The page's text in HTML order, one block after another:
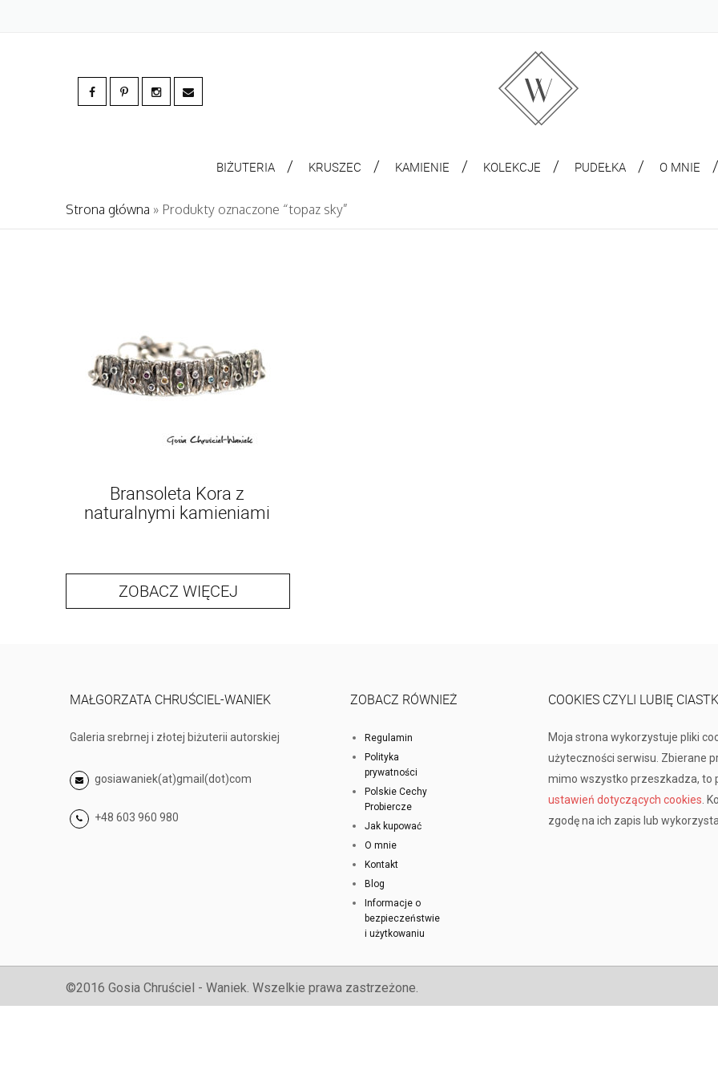
BIŻUTERIA KRUSZEC KAMIENIE KOLEKCJE PUDEŁKA O MNIE
Strona główna » Produkty oznaczone “topaz sky”
Bransoleta Kora z
naturalnymi kamieniami
ZOBACZ WIĘCEJ
MAŁGORZATA CHRUŚCIEL-WANIEK
Galeria srebrnej i złotej biżuterii autorskiej
gosiawaniek(at)gmail(dot)com
+48 603 960 980
ZOBACZ RÓWNIEŻ
Regulamin
Polityka
prywatności
Polskie Cechy
Probiercze
Jak kupować
O mnie
Kontakt
Blog
Informacje o
bezpieczeństwie
i użytkowaniu
COOKIES CZYLI LUBIĘ
Moja strona wykorzystuje pliki
użyteczności serwisu. Zbierane
mimo wszystko przeszkadza,
ustawień dotyczących cookies .
zgodę na ich zapis lub
©2016 Gosia Chruściel - Waniek. Wszelkie prawa zastrzeżone.